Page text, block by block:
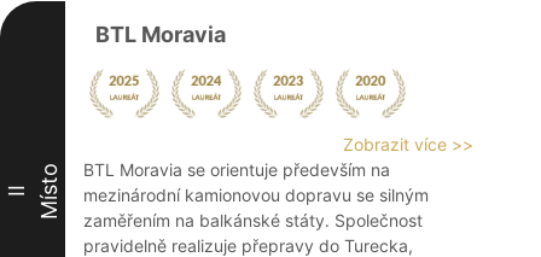
II Místo
BTL Moravia
Zobrazit více >>
BTL Moravia se orientuje především na
mezinárodní kamionovou dopravu se silným
zaměřením na balkánské státy. Společnost
pravidelně realizuje přepravy do Turecka,